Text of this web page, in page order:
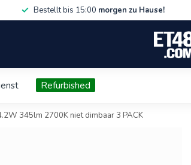
Bestellt bis 15:00 morgen zu Hause!
Refurbished
345lm 2700K niet dimbaar 3 PACK